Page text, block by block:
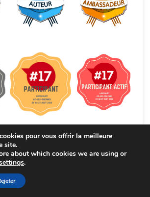
pour vous offrir la meilleure
site.
about which cookies we are using or
.